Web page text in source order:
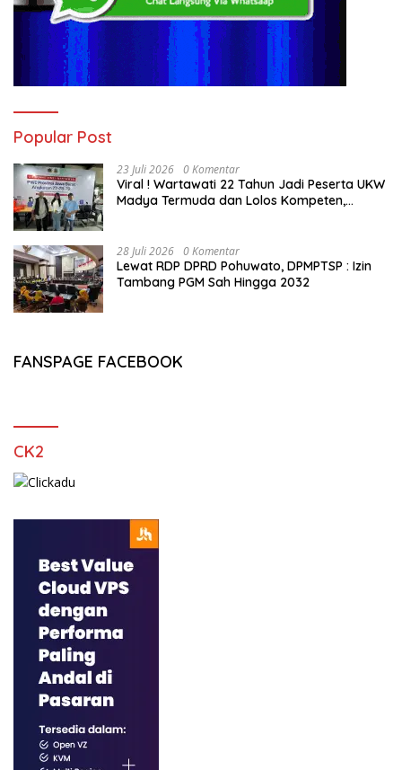
Popular Post
23 Juli 2026 0 Komentar
Viral ! Wartawati 22 Tahun Jadi Peserta UKW
Madya Termuda dan Lolos Kompeten,
28 Juli 2026 0 Komentar
Lewat RDP DPRD Pohuwato, DPMPTSP : Izin
Tambang PGM Sah Hingga 2032
FANSPAGE FACEBOOK
CK2